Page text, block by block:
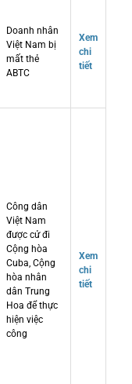
Doanh nhân
Việt Nam bị
mất thẻ
ABTC
Xem
chi
tiết
Công dân
Việt Nam
được cử đi
Cộng hòa
Cuba, Cộng
hòa nhân
dân Trung
Hoa để thực
hiện việc
công
Xem
chi
tiết